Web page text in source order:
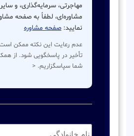
مهاجرتی، سرمایه‌گذاری، و
مشاوره‌ای، لطفاً به صفحه
نمایید: صفحه مشاوره
عدم رعایت این نکته ممکن
تأخیر در پاسخگویی شود. از
شما سپاسگزاریم. <
نام
خانوادگی: *